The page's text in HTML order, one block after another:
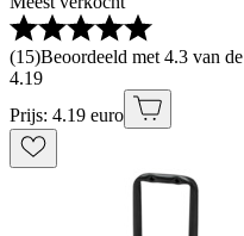
(15)Beoordeeld met 4.3 van
4.19
Prijs: 4.19 euro